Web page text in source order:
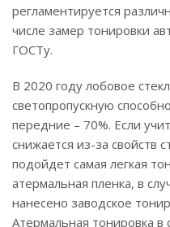
регламентируется
числе замер тонировки
ГОСТу.
В 2020 году лобовое
светопропускную
передние – 70%. Если
снижается из-за свойств
подойдет самая легкая
атермальная пленка, в
нанесено заводское
Атермальная тонировка в